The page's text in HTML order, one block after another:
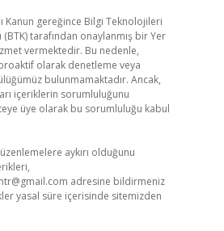
Kanun gereğince Bilgi Teknolojileri
tarafından onaylanmış bir Yer
vermektedir. Bu nedenle,
olarak denetleme veya
bulunmamaktadır. Ancak,
içeriklerin sorumluluğunu
üye olarak bu sorumluluğu kabul
aykırı olduğunu
adresine bildirmeniz
yasal süre içerisinde sitemizden